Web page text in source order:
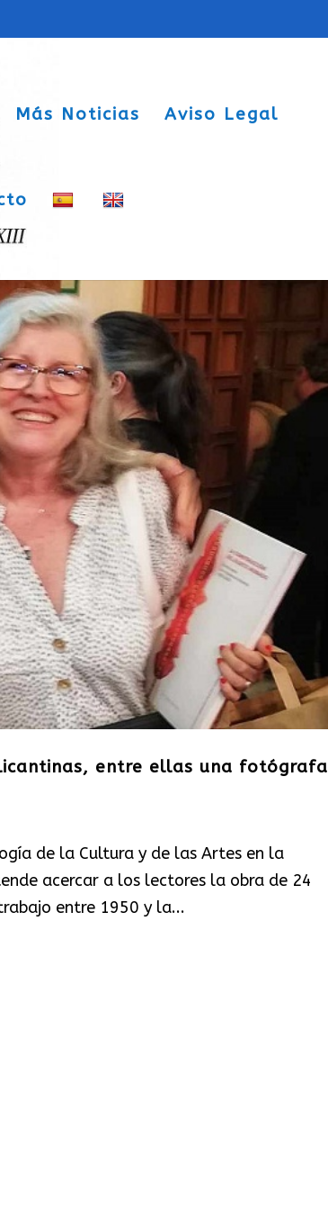
Más Noticias Aviso Legal
entre ellas una fotógrafa
de la Cultura y de las Artes en la
acercar a los lectores la obra de 24
entre 1950 y la...